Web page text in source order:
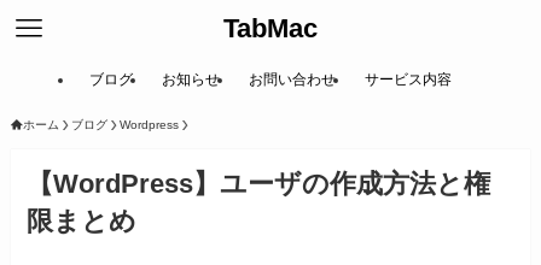
TabMac
ブログ お知らせ お問い合わせ サービス内容
ホーム ブログ Wordpress
【WordPress】ユーザの作成方法と権
限まとめ